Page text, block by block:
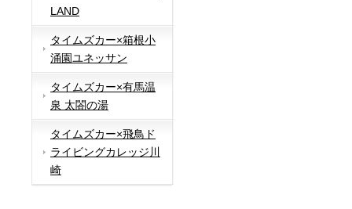
LAND
タイムズカー×箱根小
涌園ユネッサン
タイムズカー×有馬温
泉 太閤の湯
タイムズカー×飛鳥ド
ライビングカレッジ川
崎